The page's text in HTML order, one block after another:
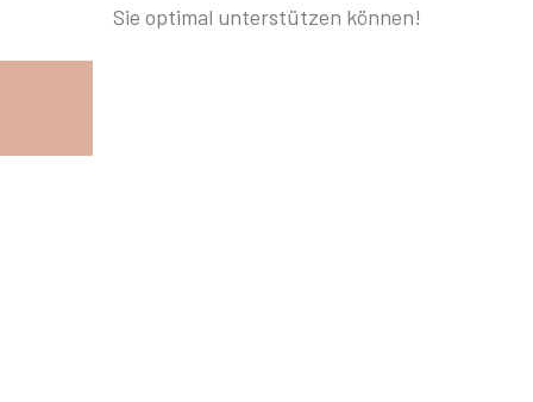
Sie optimal unterstützen können!